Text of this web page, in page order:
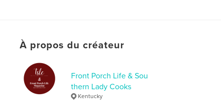
LangueEnglish
Mots-clés
simple life country living , food
À propos du créateur
Front Porch Life & Sou
thern Lady Cooks
Kentucky